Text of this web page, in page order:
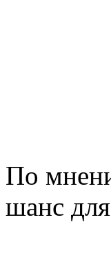
По
шанс